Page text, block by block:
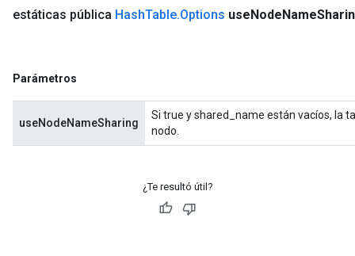
estáticas pública HashTable.Options useNodeName
Parámetros
useNodeNameSharing
Si true y shared_name están vacíos, la
nodo.
¿Te resultó útil?